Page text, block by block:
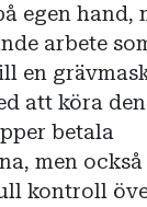
egen hand,
arbete
en
att köra
betala
men
kontroll